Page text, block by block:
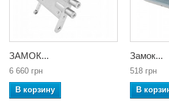
ЗАМОК...
6 660 грн
В корзину
Замок...
518 грн
В